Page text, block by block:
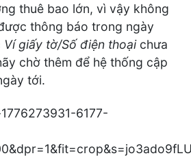
thuê bao lớn, vì vậy không
thông báo trong ngày
Ví giấy tờ/Số điện thoạichưa
chờ thêm để hệ thống cập
tới.